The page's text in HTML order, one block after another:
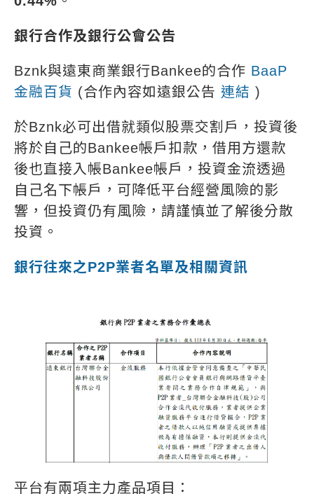
銀行合作及銀行公會公告
Bznk與遠東商業銀行Bankee的合作 BaaP
金融百貨 (合作內容如遠銀公告 連結 )
於Bznk必可出借就類似股票交割戶，投資後
將於自己的Bankee帳戶扣款，借用方還款
後也直接入帳Bankee帳戶，投資金流透過
自己名下帳戶，可降低平台經營風險的影
響，但投資仍有風險，請謹慎並了解後分散
投資。
銀行往來之P2P業者名單及相關資訊
平台有兩項主力產品項目：